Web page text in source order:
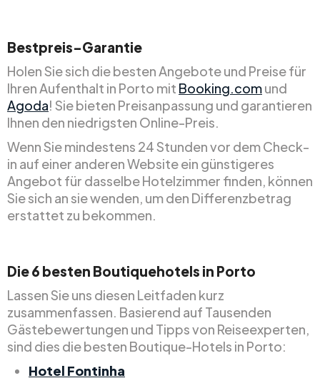
Bestpreis-Garantie
Holen Sie sich die besten Angebote und Preise für
Ihren Aufenthalt in Porto mit Booking.comund
Agoda! Sie bieten Preisanpassung und garantieren
Ihnen den niedrigsten Online-Preis.
Wenn Sie mindestens 24 Stunden vor dem Check-
in auf einer anderen Website ein günstigeres
Angebot für dasselbe Hotelzimmer finden, können
Sie sich an sie wenden, um den Differenzbetrag
erstattet zu bekommen.
Die 6 besten Boutiquehotels in Porto
Lassen Sie uns diesen Leitfaden kurz
zusammenfassen. Basierend auf Tausenden
Gästebewertungen und Tipps von Reiseexperten,
sind dies die besten Boutique-Hotels in Porto:
Hotel Fontinha